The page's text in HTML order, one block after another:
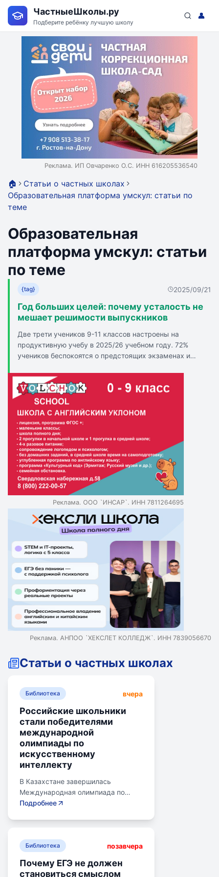
ЧастныеШколы.ру
Подберите ребёнку лучшую школу
👤
Реклама. ИП Овчаренко О.С. ИНН 616205536540
🏠
Статьи о частных школах
Образовательная платформа умскул: статьи по
теме
Образовательная
платформа умскул: статьи
по теме
{tag} 2025/09/21
Год больших целей: почему усталость не
мешает решимости выпускников
Две трети учеников 9-11 классов настроены на
продуктивную учебу в 2025/26 учебном году. 72%
учеников беспокоятся о предстоящих экзаменах и
Результаты опроса показали, что начало учебного года
вызвало у школьников разные чувства: спокойствие,
радость, грусть, тревогу и стресс. 53% респондентов
ждали встречи с одноклассниками, 43% радовались
началу занятий, 23% - возможности снова увидеть
педагогов. 72% школьников беспокоятся о предстоящих
экзаменах, 27% - о взаимоотношениях с учителями,
15,5% - о новых сложных дисциплинах. 8% испытывают
давление со стороны родителей, 13% не имеют
серьезных поводов для волнения. По завершении
первой учебной недели 55% школьников ощущали
усталость, 25% - сильную утомленность, 20% -
бодрость. 67% опрошенных настроены выложиться в
этом учебном году по максимуму, 31% - стараться,
чтобы показать хорошие результаты, но без перегибов.
Реклама. ООО `ИНСАР`. ИНН 7811264695
Реклама. АНПОО `ХЕКСЛЕТ КОЛЛЕДЖ`. ИНН 7839056670
Статьи о частных школах
Библиотека вчера
Российские школьники
стали победителями
международной
олимпиады по
искусственному
интеллекту
В Казахстане завершилась
Международная олимпиада по
искусственному интеллекту.
бронзовую медаль. Олимпиада
стран, заняв второе место по числу
Подробнее
Библиотека позавчера
Почему ЕГЭ не должен
становиться смыслом